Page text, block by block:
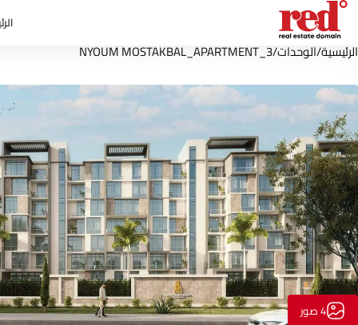
الرئيسية/الوحدات/
NYOUM MOSTAKBAL_APARTMENT_3
4 صور